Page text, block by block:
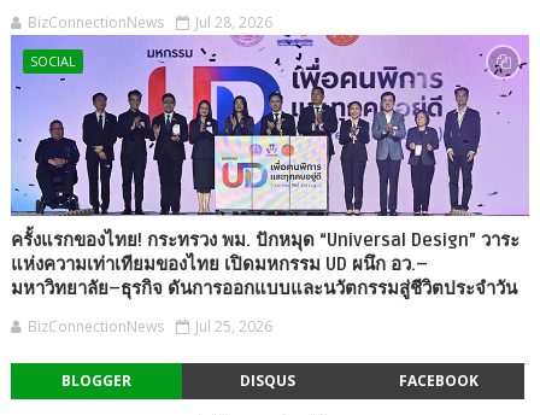
BizConnectionNews Jul 28, 2026
SOCIAL
ครั้งแรกของไทย! กระทรวง พม. ปักหมุด “Universal Design” วาระ
แห่งความเท่าเทียมของไทย เปิดมหกรรม UD ผนึก อว.–
มหาวิทยาลัย–ธุรกิจ ดันการออกแบบและนวัตกรรมสู่ชีวิตประจำวัน
BizConnectionNews Jul 25, 2026
BLOGGER DISQUS FACEBOOK